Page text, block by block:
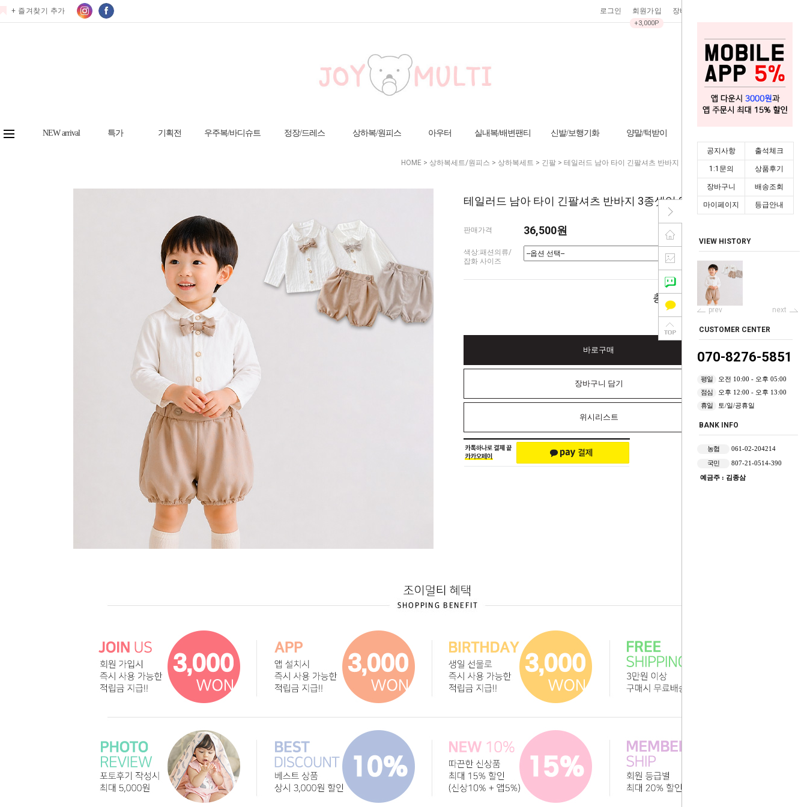
공지사항 출석체크
1:1문의 상품후기
장바구니 배송조회
마이페이지 등급안내
VIEW HISTORY
prev next
CUSTOMER CENTER
070-8276-5851
평일
오전 10:00 - 오후 05:00
점심
오후 12:00 - 오후 13:00
휴일
토/일/공휴일
BANK INFO
농협
061-02-204214
국민
807-21-0514-390
예금주 : 김종삼
+ 즐겨찾기 추가 로그인 회원가입
+3,000P
장바구니
NEW arrival 특가 기획전 우주복/바디슈트 정장/드레스 상하복/원피스 아우터 실내복/배변팬티 신발/보행기화 양말/턱받이
HOME > 상하복세트/원피스 > 상하복세트 > 긴팔 > 테일러드 남아 타이 긴팔셔츠 반바지 3종셋업 304498
테일러드 남아 타이 긴팔셔츠 반바지 3종셋업 304498
판매가격 36,500원
색상:패션의류/
잡화 사이즈
총 상품 금액0
바로구매
장바구니 담기
위시리스트